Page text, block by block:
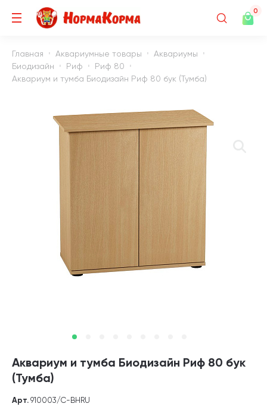
0
Главная Аквариумные товары
Аквариумы
Биодизайн
Риф
Риф 80
Аквариум и тумба Биодизайн Риф 80 бук (Тумба)
Аквариум и тумба Биодизайн Риф 80 бук
(Тумба)
Арт. 910003/C-BHRU